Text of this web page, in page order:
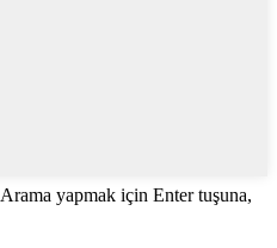
Arama yapmak için Enter tuşuna,